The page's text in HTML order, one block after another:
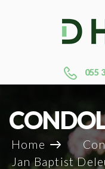
055
Home
Jan Baptist